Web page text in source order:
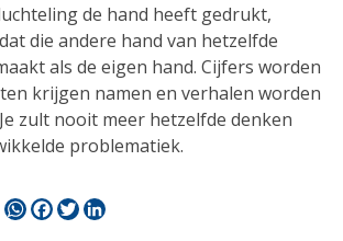
de hand heeft gedrukt,
die andere hand van hetzelfde
als de eigen hand. Cijfers worden
krijgen namen en verhalen worden
zult nooit meer hetzelfde denken
problematiek.
WhatsApp
Facebook
Twitter